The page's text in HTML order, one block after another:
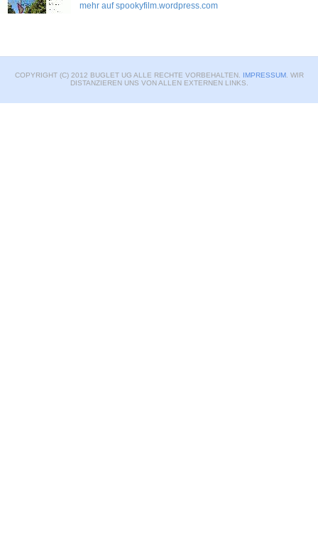
mehr auf spookyfilm.wordpress.com
COPYRIGHT (C) 2012 BUGLET UG ALLE RECHTE VORBEHALTEN. IMPRESSUM. WIR
DISTANZIEREN UNS VON ALLEN EXTERNEN LINKS.